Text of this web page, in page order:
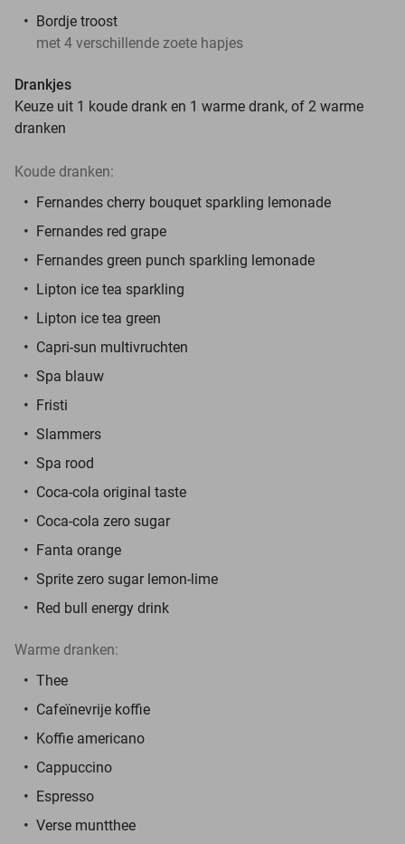
Bordje troost
met 4 verschillende zoete hapjes
Drankjes
Keuze uit 1 koude drank en 1 warme drank, of 2 warme
dranken
Koude dranken:
Fernandes cherry bouquet sparkling lemonade
Fernandes red grape
Fernandes green punch sparkling lemonade
Lipton ice tea sparkling
Lipton ice tea green
Capri-sun multivruchten
Spa blauw
Fristi
Slammers
Spa rood
Coca-cola original taste
Coca-cola zero sugar
Fanta orange
Sprite zero sugar lemon-lime
Red bull energy drink
Warme dranken:
Thee
Cafeïnevrije koffie
Koffie americano
Cappuccino
Espresso
Verse muntthee